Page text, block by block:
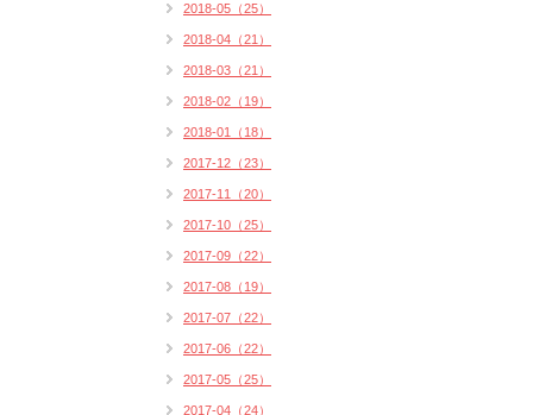
2018-05（25）
2018-04（21）
2018-03（21）
2018-02（19）
2018-01（18）
2017-12（23）
2017-11（20）
2017-10（25）
2017-09（22）
2017-08（19）
2017-07（22）
2017-06（22）
2017-05（25）
2017-04（24）